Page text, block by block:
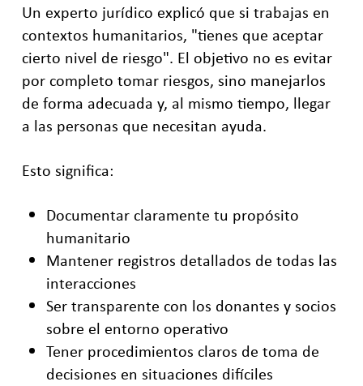
Un experto jurídico explicó que si trabajas en
contextos humanitarios, "tienes que aceptar
cierto nivel de riesgo". El objetivo no es evitar
por completo tomar riesgos, sino manejarlos
de forma adecuada y, al mismo tiempo, llegar
a las personas que necesitan ayuda.
Esto significa:
Documentar claramente tu propósito
humanitario
Mantener registros detallados de todas las
interacciones
Ser transparente con los donantes y socios
sobre el entorno operativo
Tener procedimientos claros de toma de
decisiones en situaciones difíciles